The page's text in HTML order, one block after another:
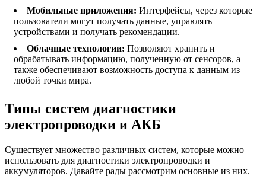
Мобильные приложения: Интерфейсы, через которые
пользователи могут получать данные, управлять
устройствами и получать рекомендации.
Облачные технологии: Позволяют хранить и
обрабатывать информацию, полученную от сенсоров, а
также обеспечивают возможность доступа к данным из
любой точки мира.
Типы систем диагностики
электропроводки и АКБ
Существует множество различных систем, которые можно
использовать для диагностики электропроводки и
аккумуляторов. Давайте рады рассмотрим основные из них.